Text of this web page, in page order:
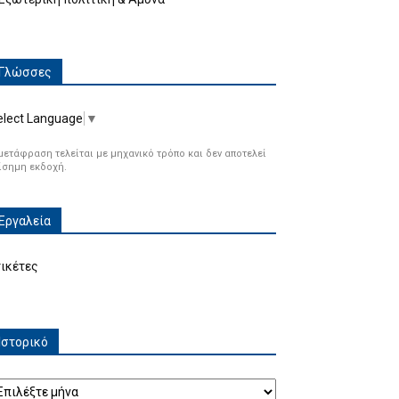
Γλώσσες
Language ▼
τελείται με μηχανικό τρόπο και δεν αποτελεί
εκδοχή.
Εργαλεία
Ιστορικό